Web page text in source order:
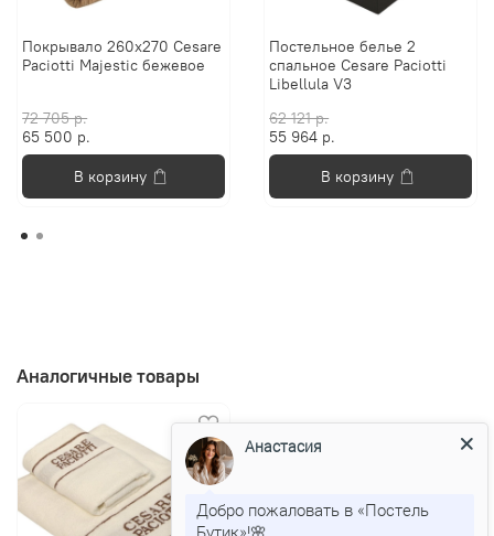
Покрывало 260х270 Cesare
Paciotti Majestic бежевое
72 705 р.
65 500 р.
В корзину
Постельное белье 2
спальное Cesare Paciotti
Libellula V3
62 121 р.
55 964 р.
В корзину
Аналогичные товары
Анастасия
Добро пожаловать в «Постель
Бутик»!🌸